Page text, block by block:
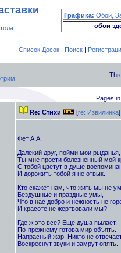
Графика: Обои,
обои
Список Досок| Поиск|
Pages
Re: Стихи [re: Извилинка]
Фет А.А.
Далекий друг, пойми мои рыданья,
Ты мне прости болезненный мой
С тобой цветут в душе
И дорожить тобой я не отвык.
Кто скажет нам, что жить мы не
Бездушные и праздные умы,
Что в нас добро и нежность не
И красоте не жертвовали мы?
Где ж это все? Еще душа пылает,
По-прежнему готова мир объять.
Напрасный жар. Никто не
Воскреснут звуки и замрут опять.